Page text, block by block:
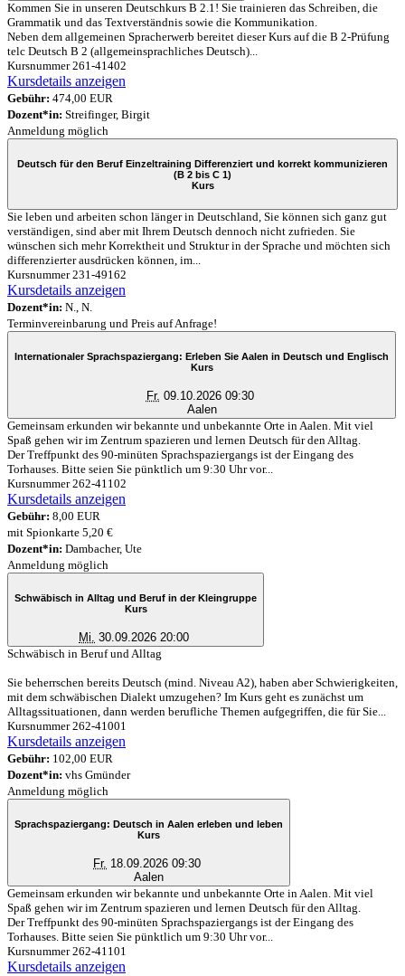
Kommen Sie in unseren Deutschkurs B 2.1! Sie trainieren das Schreiben, die
Grammatik und das Textverständnis sowie die Kommunikation.
Neben dem allgemeinen Spracherwerb bereitet dieser Kurs auf die B 2-Prüfung
telc Deutsch B 2 (allgemeinsprachliches Deutsch)...
Kursnummer 261-41402
Kursdetails anzeigen
Gebühr: 474,00 EUR
Dozent*in: Streifinger, Birgit
Anmeldung möglich
Deutsch für den Beruf Einzeltraining Differenziert und korrekt kommunizieren
(B 2 bis C 1)
Kurs
Sie leben und arbeiten schon länger in Deutschland, Sie können sich ganz gut
verständigen, sind aber mit Ihrem Deutsch dennoch nicht zufrieden. Sie
wünschen sich mehr Korrektheit und Struktur in der Sprache und möchten sich
differenzierter ausdrücken können, im...
Kursnummer 231-49162
Kursdetails anzeigen
Dozent*in: N., N.
Terminvereinbarung und Preis auf Anfrage!
Internationaler Sprachspaziergang: Erleben Sie Aalen in Deutsch und Englisch
Kurs
Fr. 09.10.2026 09:30
Aalen
Gemeinsam erkunden wir bekannte und unbekannte Orte in Aalen. Mit viel
Spaß gehen wir im Zentrum spazieren und lernen Deutsch für den Alltag.
Der Treffpunkt des 90-minüten Sprachspaziergangs ist der Eingang des
Torhauses. Bitte seien Sie pünktlich um 9:30 Uhr vor...
Kursnummer 262-41102
Kursdetails anzeigen
Gebühr: 8,00 EUR
mit Spionkarte 5,20 €
Dozent*in: Dambacher, Ute
Anmeldung möglich
Schwäbisch in Alltag und Beruf in der Kleingruppe
Kurs
Mi. 30.09.2026 20:00
Schwäbisch in Beruf und Alltag
Sie beherrschen bereits Deutsch (mind. Niveau A2), haben aber Schwierigkeiten,
mit dem schwäbischen Dialekt umzugehen? Im Kurs geht es zunächst um
Alltagssituationen, dann werden berufliche Themen aufgegriffen, die für Sie...
Kursnummer 262-41001
Kursdetails anzeigen
Gebühr: 102,00 EUR
Dozent*in: vhs Gmünder
Anmeldung möglich
Sprachspaziergang: Deutsch in Aalen erleben und leben
Kurs
Fr. 18.09.2026 09:30
Aalen
Gemeinsam erkunden wir bekannte und unbekannte Orte in Aalen. Mit viel
Spaß gehen wir im Zentrum spazieren und lernen Deutsch für den Alltag.
Der Treffpunkt des 90-minüten Sprachspaziergangs ist der Eingang des
Torhauses. Bitte seien Sie pünktlich um 9:30 Uhr vor...
Kursnummer 262-41101
Kursdetails anzeigen